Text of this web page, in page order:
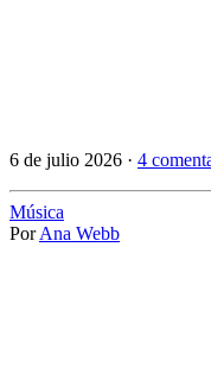
6 de julio 2026 · 4
Música
Por Ana Webb